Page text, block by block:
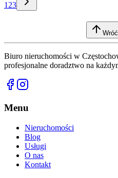
1 23
Biuro nieruchomości w
profesjonalne doradztwo na
Menu
Nieruchomości
Blog
Usługi
O nas
Kontakt